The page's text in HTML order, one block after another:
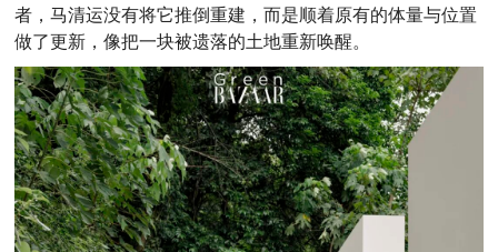
者，马清运没有将它推倒重建，而是顺着原有的体量与位置
做了更新，像把一块被遗落的土地重新唤醒。